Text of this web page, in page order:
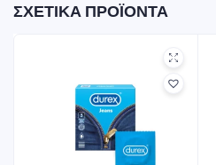
ΣΧΕΤΙΚΆ ΠΡΟΪΌΝΤΑ